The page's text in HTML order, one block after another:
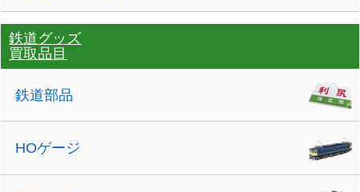
鉄道グッズ
買取品目
鉄道部品
HOゲージ